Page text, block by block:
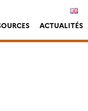
ACTUALITÉS